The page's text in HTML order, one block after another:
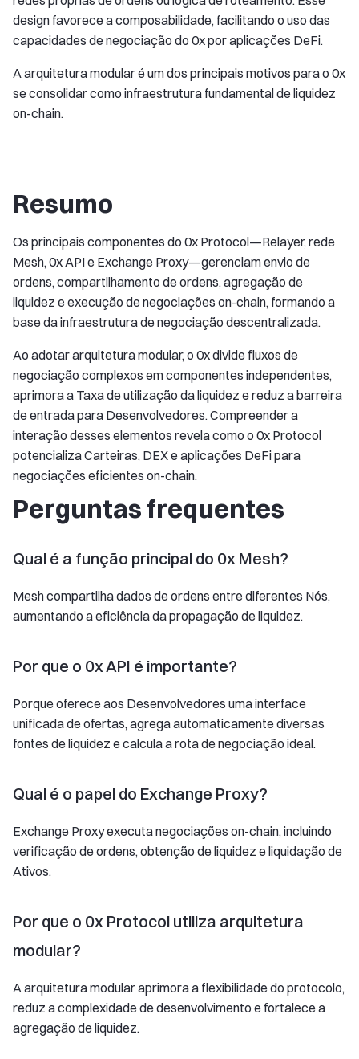
design favorece a composabilidade, facilitando o uso das
capacidades de negociação do 0x por aplicações DeFi.
A arquitetura modular é um dos principais motivos para o 0x
se consolidar como infraestrutura fundamental de liquidez
on-chain.
Resumo
Os principais componentes do 0x Protocol—Relayer, rede
Mesh, 0x API e Exchange Proxy—gerenciam envio de
ordens, compartilhamento de ordens, agregação de
liquidez e execução de negociações on-chain, formando a
base da infraestrutura de negociação descentralizada.
Ao adotar arquitetura modular, o 0x divide fluxos de
negociação complexos em componentes independentes,
aprimora a Taxa de utilização da liquidez e reduz a barreira
de entrada para Desenvolvedores. Compreender a
interação desses elementos revela como o 0x Protocol
potencializa Carteiras, DEX e aplicações DeFi para
negociações eficientes on-chain.
Perguntas frequentes
Qual é a função principal do 0x Mesh?
Mesh compartilha dados de ordens entre diferentes Nós,
aumentando a eficiência da propagação de liquidez.
Por que o 0x API é importante?
Porque oferece aos Desenvolvedores uma interface
unificada de ofertas, agrega automaticamente diversas
fontes de liquidez e calcula a rota de negociação ideal.
Qual é o papel do Exchange Proxy?
Exchange Proxy executa negociações on-chain, incluindo
verificação de ordens, obtenção de liquidez e liquidação de
Ativos.
Por que o 0x Protocol utiliza arquitetura
modular?
A arquitetura modular aprimora a flexibilidade do protocolo,
reduz a complexidade de desenvolvimento e fortalece a
agregação de liquidez.